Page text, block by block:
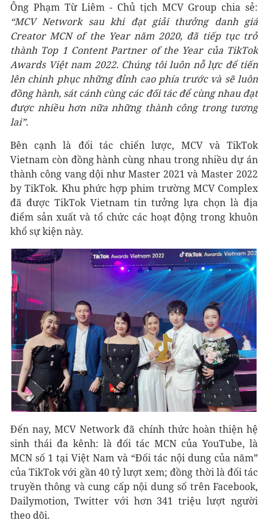
Ông Phạm Từ Liêm - Chủ tịch MCV Group chia sẻ:
“MCV Network sau khi đạt giải thưởng danh giá
Creator MCN of the Year năm 2020, đã tiếp tục trở
thành Top 1 Content Partner of the Year của TikTok
Awards Việt nam 2022. Chúng tôi luôn nỗ lực để tiến
lên chinh phục những đỉnh cao phía trước và sẽ luôn
đồng hành, sát cánh cùng các đối tác để cùng nhau đạt
được nhiều hơn nữa những thành công trong tương
lai”.
Bên cạnh là đối tác chiến lược, MCV và TikTok
Vietnam còn đồng hành cùng nhau trong nhiều dự án
thành công vang dội như Master 2021 và Master 2022
by TikTok. Khu phức hợp phim trường MCV Complex
đã được TikTok Vietnam tin tưởng lựa chọn là địa
điểm sản xuất và tổ chức các hoạt động trong khuôn
khổ sự kiện này.
Đến nay, MCV Network đã chính thức hoàn thiện hệ
sinh thái đa kênh: là đối tác MCN của YouTube, là
MCN số 1 tại Việt Nam và “Đối tác nội dung của năm”
của TikTok với gần 40 tỷ lượt xem; đồng thời là đối tác
truyền thông và cung cấp nội dung số trên Facebook,
Dailymotion, Twitter với hơn 341 triệu lượt người
theo dõi.